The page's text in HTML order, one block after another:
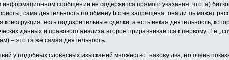
информационном сообщении не содержится прямого указания, что: а)
сама деятельность по обмену btc не запрещена, она лишь может
конструкция: есть подозрительные сделки, а есть некая деятельность,
данных и правового анализа второе приравнивается к первому.
– это та же самая деятельность.
у подобных словесных изысканий множество, назову два, но очень